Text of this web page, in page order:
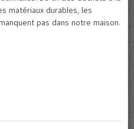
matériaux durables, les
pas dans notre maison.